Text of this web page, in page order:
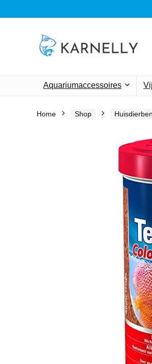
Aquariumaccessoires
Home Shop